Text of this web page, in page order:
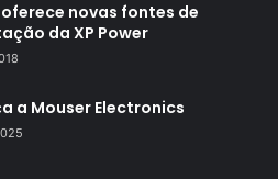
oferece novas fontes de
da XP Power
a Mouser Electronics